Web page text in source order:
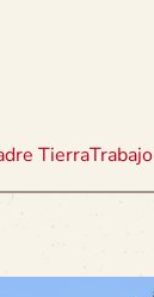
TierraTrabajo